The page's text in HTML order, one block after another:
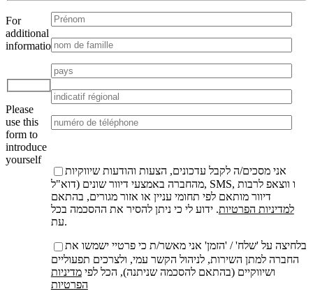
For
additional
information:
אני מסכים/ה לקבל עדכונים, הצעות והודעות שיווקיות
מהחברה באמצעי דיוור שונים (דוא"ל, SMS, ו ווצאפ לרבות
דיוור מותאם לפי תחומי עניין או אזור מגורים, בהתאם
למדיניות הפרטיות. ידוע לי כי ניתן להסיר את ההסכמה בכל
עת.
בלחיצה על 'שלח' / 'הזמן' אני מאשר/ת כי פרטיי ישמשו את
החברה למתן השירות, לניהול הקשר עמי, ולצרכים תפעוליים
ושיווקיים (בהתאם להסכמה שניתנה), הכל לפימדיניות
הפרטיות
champ
vide.
Please
use this
form to
introduce
yourself